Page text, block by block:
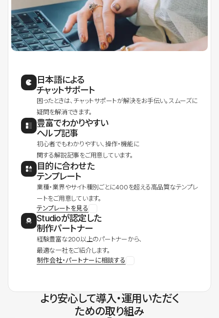
日本語による
チャットサポート
困ったときは、チャットサポートが解決をお手伝い。スムーズに
疑問を解消できます。
豊富でわかりやすい
ヘルプ記事
初心者でもわかりやすい、操作・機能に
関する解説記事をご用意しています。
目的に合わせた
テンプレート
業種・業界やサイト種別ごとに400を超える高品質なテンプレ
ートをご用意しています。
テンプレートを見る
Studioが認定した
制作パートナー
経験豊富な200以上のパートナーから、
最適な一社をご紹介します。
制作会社・パートナーに相談する
より安心して導入・運用いただく
ための取り組み